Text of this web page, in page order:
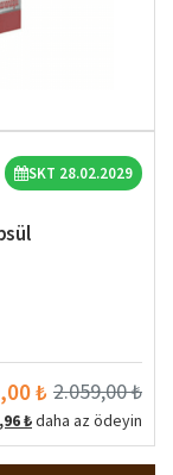
%13
SKT 28.02.2029
₺ 2.059,00 ₺
₺daha az ödeyin